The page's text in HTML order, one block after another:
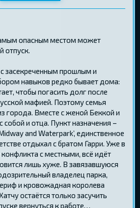
опасным местом может
отпуск.
засекреченным прошлым и
навыков редко бывает дома:
чтобы погасить долг после
мафией. Поэтому семья
города. Вместе с женой Беккой и
собой и отца. Пункт назначения –
and Waterpark’, единственное
отдыхал с братом Гарри. Уже в
с местными, всё идёт
лишь хуже. В завязавшуюся
владелец парка,
и кровожадная королева
остаётся только засучить
вернуться к работе…